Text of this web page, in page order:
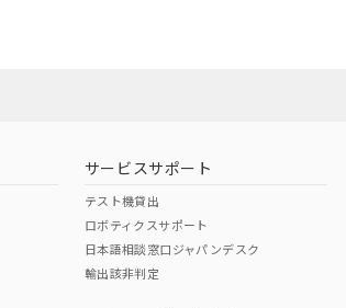
サービスサポート
テスト機貸出
ロボティクスサポート
日本語相談窓口ジャパンデスク
輸出該非判定